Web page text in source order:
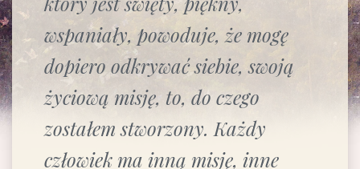
wspaniały, powoduje, że mogę
dopiero odkrywać siebie, swoją
życiową misję, to, do czego
zostałem stworzony. Każdy
człowiek ma inną misję, inne